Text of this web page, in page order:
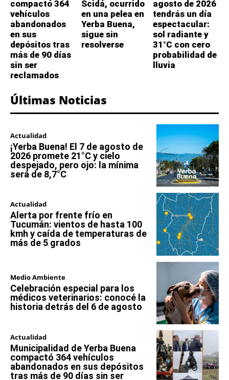
compactó 364
vehículos
abandonados
en sus
depósitos tras
más de 90 días
sin ser
reclamados
Scidá, ocurrido
en una pelea en
Yerba Buena,
sigue sin
resolverse
agosto de 2026
tendrás un día
espectacular:
sol radiante y
31°C con cero
probabilidad de
lluvia
Últimas Noticias
Actualidad
¡Yerba Buena! El 7 de agosto de
2026 promete 21°C y cielo
despejado, pero ojo: la mínima
será de 8,7°C
Actualidad
Alerta por frente frío en
Tucumán: vientos de hasta 100
kmh y caída de temperaturas de
más de 5 grados
Medio Ambiente
Celebración especial para los
médicos veterinarios: conocé la
historia detrás del 6 de agosto
Actualidad
Municipalidad de Yerba Buena
compactó 364 vehículos
abandonados en sus depósitos
tras más de 90 días sin ser